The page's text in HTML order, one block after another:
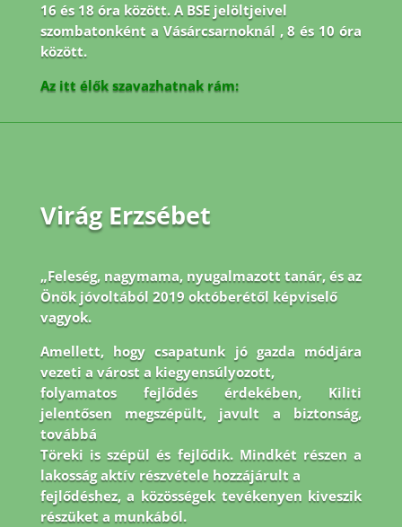
16 és 18 óra között. A BSE jelöltjeivel
szombatonként a Vásárcsarnoknál , 8 és 10 óra
között.
Az itt élők szavazhatnak rám:
Virág Erzsébet
„Feleség, nagymama, nyugalmazott tanár, és az
Önök jóvoltából 2019 októberétől képviselő
vagyok.
Amellett, hogy csapatunk jó gazda módjára
vezeti a várost a kiegyensúlyozott,
folyamatos fejlődés érdekében, Kiliti
jelentősen megszépült, javult a biztonság,
továbbá
Töreki is szépül és fejlődik. Mindkét részen a
lakosság aktív részvétele hozzájárult a
fejlődéshez, a közösségek tevékenyen kiveszik
részüket a munkából.